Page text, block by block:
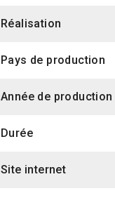
Réalisation
Pays de production
Année de production
Durée
Site internet